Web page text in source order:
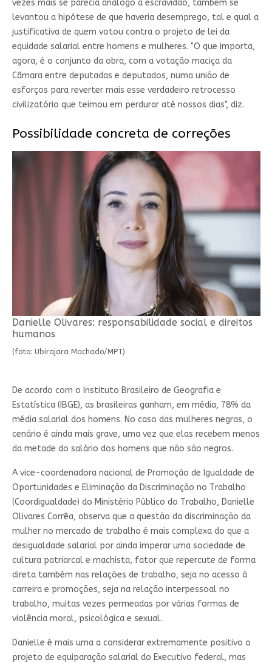
vezes mais se parecia análogo à escravidão, também se
levantou a hipótese de que haveria desemprego, tal e qual a
justificativa de quem votou contra o projeto de lei da
equidade salarial entre homens e mulheres. "O que importa,
agora, é o conjunto da obra, com a votação maciça da
Câmara entre deputadas e deputados, numa união de
esforços para reverter mais esse verdadeiro retrocesso
civilizatório que teimou em perdurar até nossos dias", diz.
Possibilidade concreta de correções
Danielle Olivares: responsabilidade social e direitos
humanos
(foto: Ubirajara Machado/MPT)
De acordo com o Instituto Brasileiro de Geografia e
Estatística (IBGE), as brasileiras ganham, em média, 78% da
média salarial dos homens. No caso das mulheres negras, o
cenário é ainda mais grave, uma vez que elas recebem menos
da metade do salário dos homens que não são negros.
A vice-coordenadora nacional de Promoção de Igualdade de
Oportunidades e Eliminação da Discriminação no Trabalho
(Coordigualdade) do Ministério Público do Trabalho, Danielle
Olivares Corrêa, observa que a questão da discriminação da
mulher no mercado de trabalho é mais complexa do que a
desigualdade salarial por ainda imperar uma sociedade de
cultura patriarcal e machista, fator que repercute de forma
direta também nas relações de trabalho, seja no acesso à
carreira e promoções, seja na relação interpessoal no
trabalho, muitas vezes permeadas por várias formas de
violência moral, psicológica e sexual.
Danielle é mais uma a considerar extremamente positivo o
projeto de equiparação salarial do Executivo federal, mas